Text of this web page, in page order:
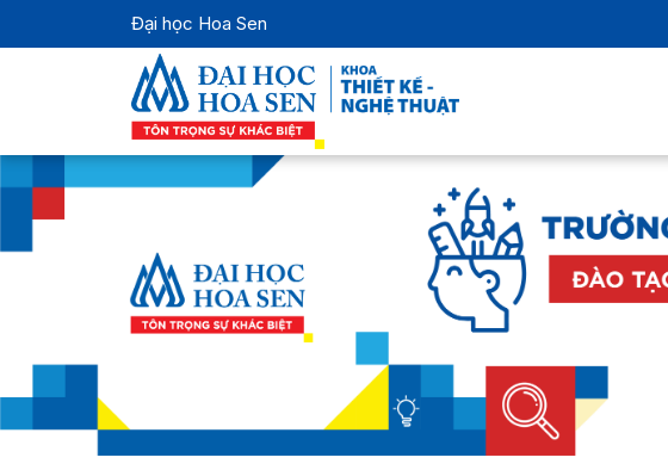
Đại học Hoa Sen